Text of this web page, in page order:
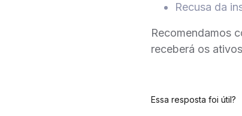
Recusa da
Recomendamos
receberá os
Essa resposta foi útil?